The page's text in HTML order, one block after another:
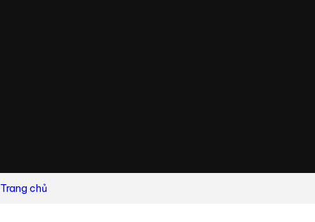
Trang chủ